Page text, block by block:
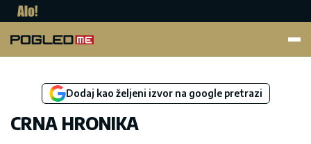
Dodaj kao željeni izvor na google pretrazi
CRNA HRONIKA